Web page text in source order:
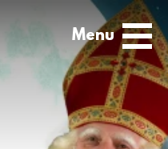
Menu